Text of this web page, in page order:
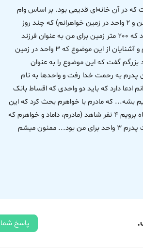
پدرم زمینی حدود 400 متر داشت که در آن خانه‌ای قدیمی بود. بر اساس وام
بافت فرسوده 5 واحد ساخته شد (3 واحد در زمین من و 2 واحد در زمین خواهرانم) که چند روز
پیش اقساط وام به اتمام رسید. از ابتدا بنا بر این بود که 200 متر زمین برای من به عنوان فرزند
پسر و 200 متر زمین برای دو خواهرم باشه همه اقوام و آشنایان از این موضوع که 3 واحد در زمین
گفت که این موضوع را به عنوان
پدرم به رحمت خدا رفت و واحدها به نام
دارد که باید دو واحدی که اقساط بانک
که مادرم با خواهرم بحث کرد که این
حق شما نیست و حق پسرم هست الان هم اگر دادگاه برویم 4 نفر شاهد (مادرم، داماد و خواهرم که
وصیتنامه پدرم را ننوشتند و همسرم) دارم که وصیت پدرم 3 واحد برای من بود... ممنون میشم
پاسخ شما